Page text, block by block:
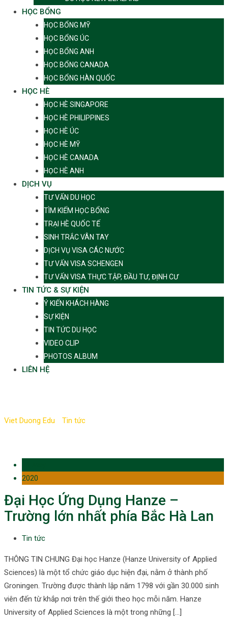
HỌC BỔNG
HỌC BỔNG MỸ
HỌC BỔNG ÚC
HỌC BỔNG ANH
HỌC BỔNG CANADA
HỌC BỔNG HÀN QUỐC
HỌC HÈ
HỌC HÈ SINGAPORE
HỌC HÈ PHILIPPINES
HỌC HÈ ÚC
HỌC HÈ MỸ
HỌC HÈ CANADA
HỌC HÈ ANH
DỊCH VỤ
TƯ VẤN DU HỌC
TÌM KIẾM HỌC BỔNG
TRẠI HÈ QUỐC TẾ
SINH TRẮC VÂN TAY
DỊCH VỤ VISA CÁC NƯỚC
TƯ VẤN VISA SCHENGEN
TƯ VẤN VISA THỰC TẬP, ĐẦU TƯ, ĐỊNH CƯ
TIN TỨC & SỰ KIỆN
Ý KIẾN KHÁCH HÀNG
SỰ KIỆN
TIN TỨC DU HỌC
VIDEO CLIP
PHOTOS ALBUM
LIÊN HỆ
Viet Duong Edu Tin tức
2020
Đại Học Ứng Dụng Hanze –
Trường lớn nhất phía Bắc Hà Lan
Tin tức
THÔNG TIN CHUNG Đại học Hanze (Hanze University of Applied
Sciences) là một tổ chức giáo dục hiện đại, nằm ở thành phố
Groningen. Trường được thành lập năm 1798 với gần 30.000 sinh
viên đến từ khắp nơi trên thế giới theo học mỗi năm. Hanze
University of Applied Sciences là một trong những […]